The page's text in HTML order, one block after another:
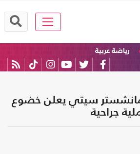
رياضة عربية
سيتي يعلن خضوع
جراحية